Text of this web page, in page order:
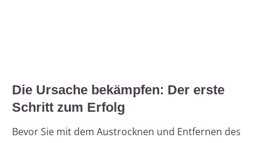
Die Ursache bekämpfen: Der erste
Schritt zum Erfolg
Bevor Sie mit dem Austrocknen und Entfernen des